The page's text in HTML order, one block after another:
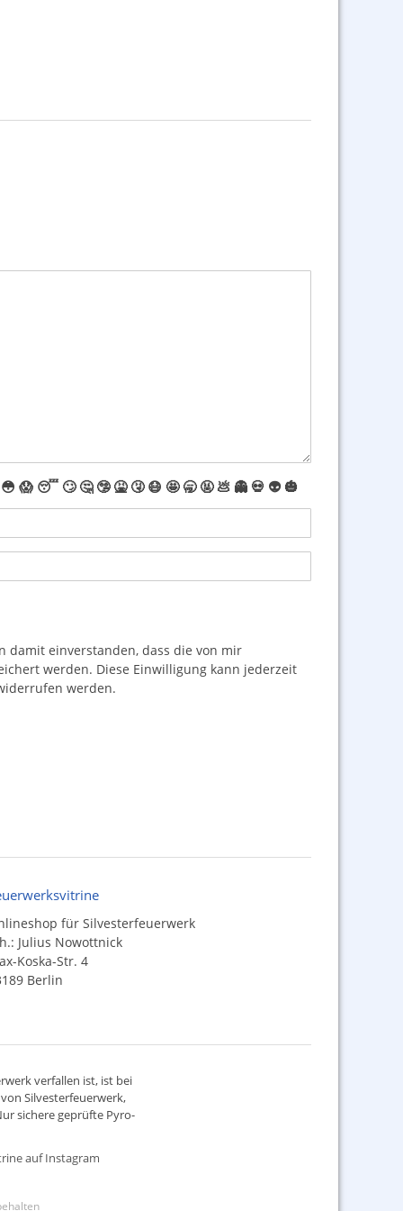
😳 😱 😴 🙄 🤔 🤥 🤮 🤧 😷 🤩 🥱 🤬 💩 👻 💀 👽 🎃
einverstanden, dass die von mir
werden. Diese Einwilligung kann jederzeit
werden.
für Silvesterfeuerwerk
Julius Nowottnick
Koska-Str. 4
Berlin
verfallen ist, ist bei
Silvesterfeuerwerk,
sichere geprüfte Pyro-
auf Instagram